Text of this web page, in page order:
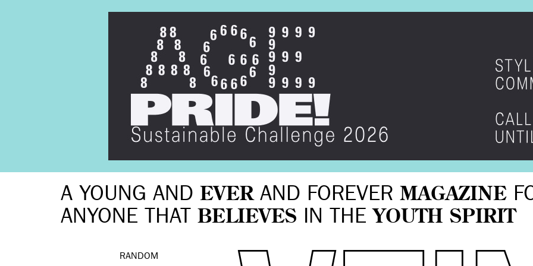
A YOUNG AND EVERAND FOREVER MAGAZINE
ANYONE THAT BELIEVES IN THE YOUTH SPIRIT
RANDOM